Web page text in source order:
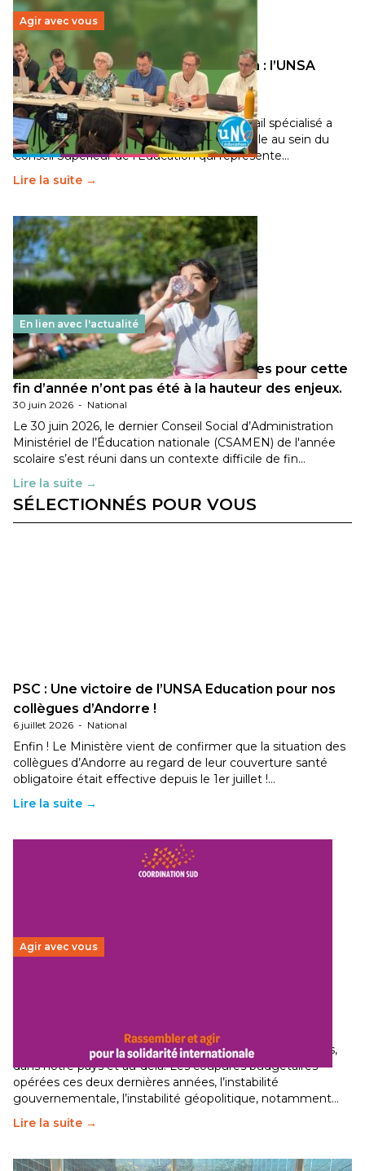
Agir avec vous
Transition écologique de l’éducation : l’UNSA
Éducation fait bouger les lignes
30 juin 2026-National
Pendant plusieurs mois, un groupe de travail spécialisé a
travaillé sur la transition écologique de l’Ecole au sein du
Conseil Supérieur de l’Éducation qui représente…
Lire la suite →
En lien avec l'actualité
Les décisions ministérielles attendues pour cette
fin d’année n’ont pas été à la hauteur des enjeux.
30 juin 2026 - National
Le 30 juin 2026, le dernier Conseil Social d’Administration
Ministériel de l’Éducation nationale (CSAMEN) de l'année
scolaire s’est réuni dans un contexte difficile de fin…
Lire la suite →
SÉLECTIONNÉS POUR VOUS
PSC : Une victoire de l’UNSA Education pour nos
collègues d’Andorre !
6 juillet 2026 - National
Enfin ! Le Ministère vient de confirmer que la situation des
collègues d’Andorre au regard de leur couverture santé
obligatoire était effective depuis le 1er juillet !…
Lire la suite →
Agir avec vous
Le secteur humanitaire connaît des difficultés profondes,
dans notre pays et au-delà. Les coupures budgétaires
opérées ces deux dernières années, l’instabilité
gouvernementale, l’instabilité géopolitique, notamment…
Lire la suite →